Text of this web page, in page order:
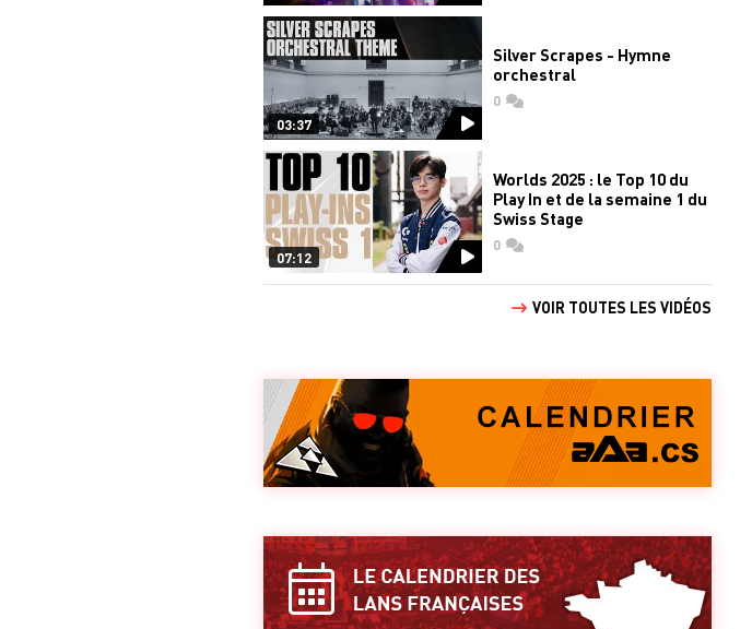
03:37
Silver Scrapes - Hymne
orchestral
0commentaires
07:12
Worlds 2025 : le Top 10 du
Play In et de la semaine 1 du
Swiss Stage
0commentaires
VOIR TOUTES LES VIDÉOS